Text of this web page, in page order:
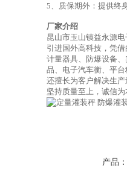
5、质保期外：提供终
厂家介绍
昆山市玉山镇益永源
引进国外高科技，凭
计量器具、防爆设备
品、电子汽车衡、平
还擅长为客户解决生
坚持质量至上，诚信
产品：